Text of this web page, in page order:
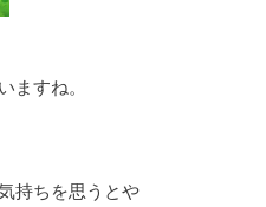
ますね。
持ちを思うとや